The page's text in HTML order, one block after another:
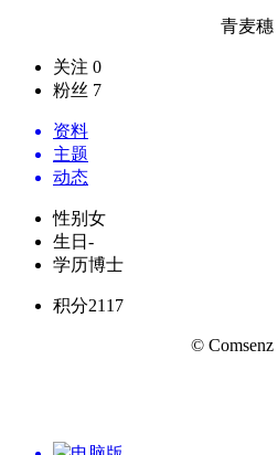
青麦穗
关注 0
粉丝 7
资料
主题
动态
性别 女
生日 -
学历博士
积分2117
© Comsenz